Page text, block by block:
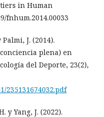
in Human
fnhum.2014.00033
J. (2014).
plena) en
del Deporte, 23(2),
235131674032.pdf
y Yang, J. (2022).